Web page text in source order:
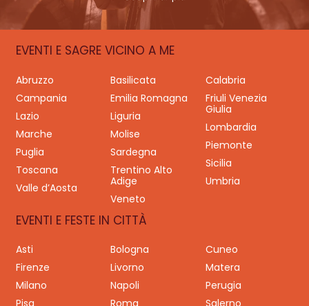
EVENTI E SAGRE VICINO A ME
Abruzzo Basilicata
Calabria
Campania
Emilia Romagna
Friuli Venezia
Giulia
Lazio
Liguria
Lombardia
Marche
Molise
Piemonte
Puglia
Sardegna
Sicilia
Toscana
Trentino Alto
Adige
Umbria
Valle d’Aosta
Veneto
EVENTI E FESTE IN CITTÀ
Asti Bologna
Cuneo
Firenze
Livorno
Matera
Milano
Napoli
Perugia
Pisa
Roma
Salerno